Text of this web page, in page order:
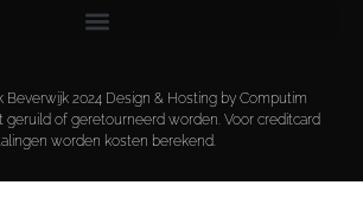
2024 Design & Hosting by Computim
geruild of geretourneerd worden. Voor creditcard
worden kosten berekend.